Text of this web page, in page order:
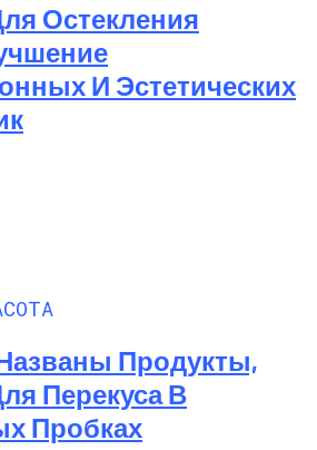
Остекления
И Эстетических
Продукты,
Перекуса В
Пробках